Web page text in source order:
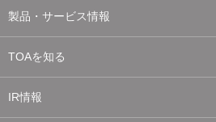
製品・サービス情報
TOAを知る
IR情報